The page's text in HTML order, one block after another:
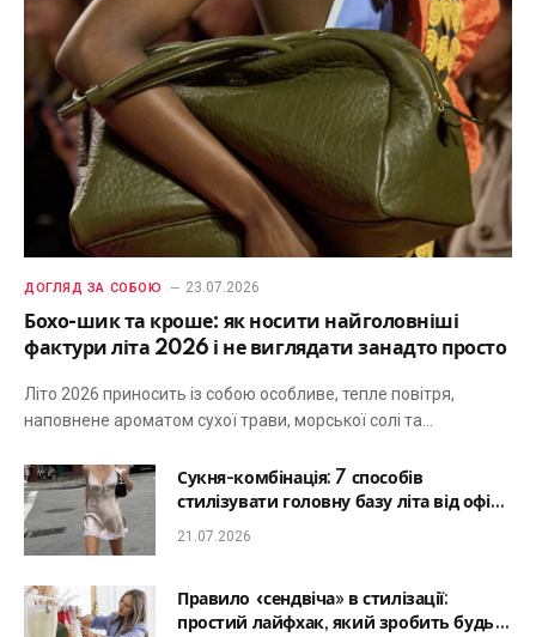
ДОГЛЯД ЗА СОБОЮ 23.07.2026
Бохо-шик та кроше: як носити найголовніші
фактури літа 2026 і не виглядати занадто просто
Літо 2026 приносить із собою особливе, тепле повітря,
наповнене ароматом сухої трави, морської солі та…
Сукня-комбінація: 7 способів
стилізувати головну базу літа від офісу
до романтичної вечері
21.07.2026
Правило «сендвіча» в стилізації:
простий лайфхак, який зробить будь-